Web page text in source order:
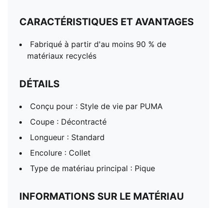
CARACTÉRISTIQUES ET AVANTAGES
Fabriqué à partir d'au moins 90 % de
matériaux recyclés
DÉTAILS
Conçu pour : Style de vie par PUMA
Coupe : Décontracté
Longueur : Standard
Encolure : Collet
Type de matériau principal : Pique
INFORMATIONS SUR LE MATÉRIAU